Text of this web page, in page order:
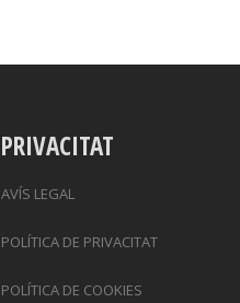
PRIVACITAT
AVÍS LEGAL
POLÍTICA DE PRIVACITAT
POLÍTICA DE COOKIES